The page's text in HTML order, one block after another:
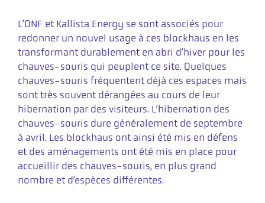
L’ONF et Kallista Energy se sont associés pour
redonner un nouvel usage à ces blockhaus en les
transformant durablement en abri d’hiver pour les
chauves-souris qui peuplent ce site. Quelques
chauves-souris fréquentent déjà ces espaces mais
sont très souvent dérangées au cours de leur
hibernation par des visiteurs. L’hibernation des
chauves-souris dure généralement de septembre
à avril. Les blockhaus ont ainsi été mis en défens
et des aménagements ont été mis en place pour
accueillir des chauves-souris, en plus grand
nombre et d’espèces différentes.